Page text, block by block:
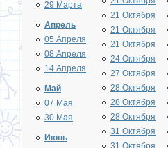
29 Марта
Апрель
05 Апреля
08 Апреля
14 Апреля
Май
07 Мая
30 Мая
Июнь
21 Октября
21 Октября
21 Октября
24 Октября
27 Октября
28 Октября
28 Октября
28 Октября
31 Октября
31 Октября